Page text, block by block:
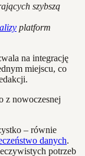
szybszą
platform
na integrację
miejscu, co
– równie
danych.
potrzeb